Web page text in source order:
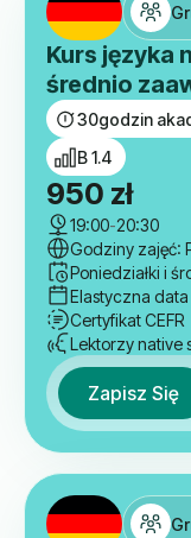
Kurs języka
średnio
30godzin
B 1.4
950 zł
19:00-20:30
Godziny zajęć:
Poniedziałki i
Elastyczna
Certyfikat CEFR
Lektorzy native
Zapisz Się